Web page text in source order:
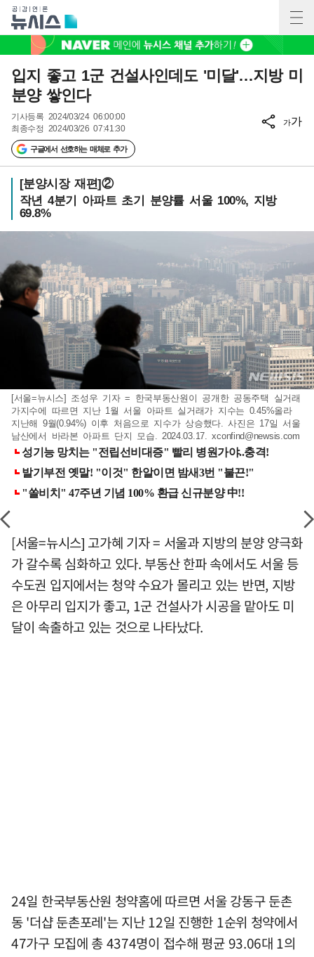
입지 좋고 1군 건설사인데도 '미달'…지방 미
분양 쌓인다
기사등록 2024/03/24 06:00:00
최종수정 2024/03/26 07:41:30
구글에서 선호하는 매체로 추가
가가
[분양시장 재편]②
작년 4분기 아파트 초기 분양률 서울 100%, 지방
69.8%
[서울=뉴시스] 조성우 기자 = 한국부동산원이 공개한 공동주택 실거래
가지수에 따르면 지난 1월 서울 아파트 실거래가 지수는 0.45%올라
지난해 9월(0.94%) 이후 처음으로 지수가 상승했다. 사진은 17일 서울
남산에서 바라본 아파트 단지 모습. 2024.03.17.xconfind@newsis.com
[서울=뉴시스] 고가혜 기자 = 서울과 지방의 분양 양극화
가 갈수록 심화하고 있다. 부동산 한파 속에서도 서울 등
수도권 입지에서는 청약 수요가 몰리고 있는 반면, 지방
은 아무리 입지가 좋고, 1군 건설사가 시공을 맡아도 미
달이 속출하고 있는 것으로 나타났다.
24일 한국부동산원 청약홈에 따르면 서울 강동구 둔촌
동 '더샵 둔촌포레'는 지난 12일 진행한 1순위 청약에서
47가구 모집에 총 4374명이 접수해 평균 93.06대 1의